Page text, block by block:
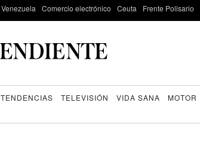
Venezuela Comercio electrónico Ceuta Frente Polisario
TENDENCIAS TELEVISIÓN VIDA SANA MOTOR